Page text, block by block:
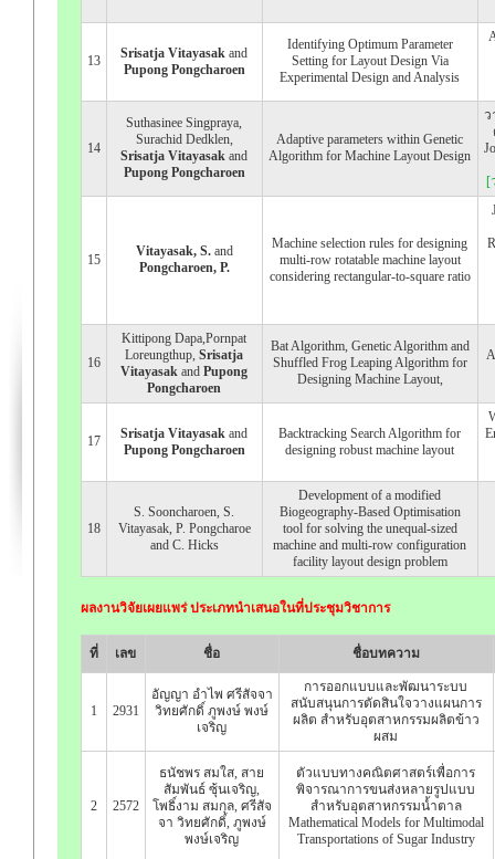
13 Srisatja Vitayasak and
Pupong Pongcharoen
Identifying Optimum Parameter
Setting for Layout Design Via
Experimental Design and Analysis
14
Suthasinee Singpraya,
Surachid Dedklen,
Srisatja Vitayasak and
Pupong Pongcharoen
Adaptive parameters within Genetic
Algorithm for Machine Layout Design
ว
[
15
Vitayasak, S.and
Pongcharoen, P.
Machine selection rules for designing
multi-row rotatable machine layout
considering rectangular-to-square ratio
16
Kittipong Dapa,Pornpat
Loreungthup, Srisatja
Vitayasak and Pupong
Pongcharoen
Bat Algorithm, Genetic Algorithm and
Shuffled Frog Leaping Algorithm for
Designing Machine Layout,
17 Srisatja Vitayasak and
Pupong Pongcharoen
Backtracking Search Algorithm for
designing robust machine layout
18
S. Sooncharoen, S.
Vitayasak, P. Pongcharoe
and C. Hicks
Development of a modified
Biogeography-Based Optimisation
tool for solving the unequal-sized
machine and multi-row configuration
facility layout design problem
ผลงานวิจัยเผยแพร่ ประเภทนำเสนอในที่ประชุมวิชาการ
ที่ เลข ชื่อ ชื่อบทความ
1 2931
อัญญา อำไพ ศรีสัจจา
วิทยศักดิ์ ภูพงษ์ พงษ์
เจริญ
การออกแบบและพัฒนาระบบ
สนับสนุนการตัดสินใจวางแผนการ
ผลิต สำหรับอุตสาหกรรมผลิตข้าว
ผสม
2 2572
ธนัชพร สมใส, สาย
สัมพันธ์ ซุ้นเจริญ,
โพธิ์งาม สมกุล, ศรีสัจ
จา วิทยศักดิ์, ภูพงษ์
พงษ์เจริญ
ตัวแบบทางคณิตศาสตร์เพื่อการ
พิจารณาการขนส่งหลายรูปแบบ
สำหรับอุตสาหกรรมน้ำตาล
Mathematical Models for Multimodal
Transportations of Sugar Industry